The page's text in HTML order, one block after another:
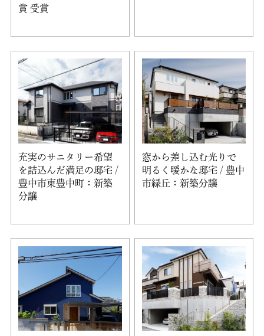
賞 受賞
充実のサニタリー希望
を詰込んだ満足の邸宅 /
豊中市東豊中町：新築
分譲
窓から差し込む光りで
明るく暖かな邸宅 / 豊中
市緑丘：新築分譲